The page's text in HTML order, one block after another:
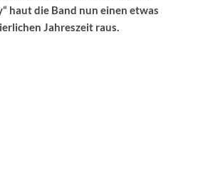
haut die Band nun einen etwas
Jahreszeit raus.